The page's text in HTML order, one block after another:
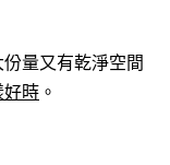
份量又有乾淨空間
好時 。